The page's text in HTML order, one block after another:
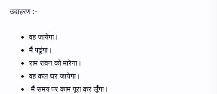
उदाहरण :-
वह जायेगा।
मैं पढूंगा।
राम रावन को मारेगा।
वह कल घर जायेगा।
मैं समय पर काम पूरा कर लूँगा।